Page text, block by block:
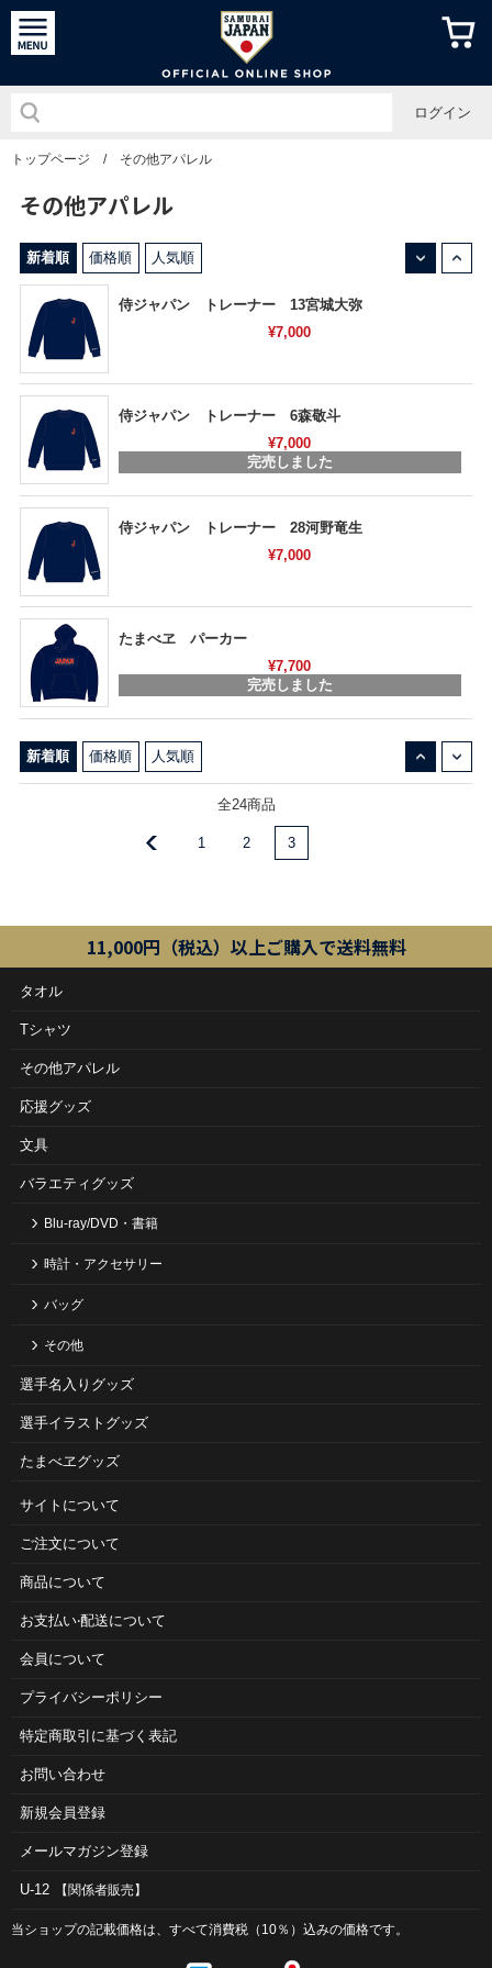
侍ジャパ
ログイン
トップページ / その他アパレル
その他アパレル
新着順 価格順 人気順
侍ジャパン トレーナー 13宮城大弥
¥7,000
侍ジャパン トレーナー 6森敬斗
¥7,000
完売しました
侍ジャパン トレーナー 28河野竜生
¥7,000
たまべヱ パーカー
¥7,700
完売しました
新着順 価格順 人気順
全24商品
1 2 3
11,000円（税込）以上ご購入で送料無料
タオル
Tシャツ
その他アパレル
応援グッズ
文具
バラエティグッズ
Blu-ray/DVD・書籍
時計・アクセサリー
バッグ
その他
選手名入りグッズ
選手イラストグッズ
たまべヱグッズ
サイトについて
ご注⽂について
商品について
お⽀払い‧配送について
会員について
プライバシーポリシー
特定商取引に基づく表記
お問い合わせ
新規会員登録
メールマガジン登録
U-12 【関係者販売】
当ショップの記載価格は、すべて消費税（10％）込みの価格です。